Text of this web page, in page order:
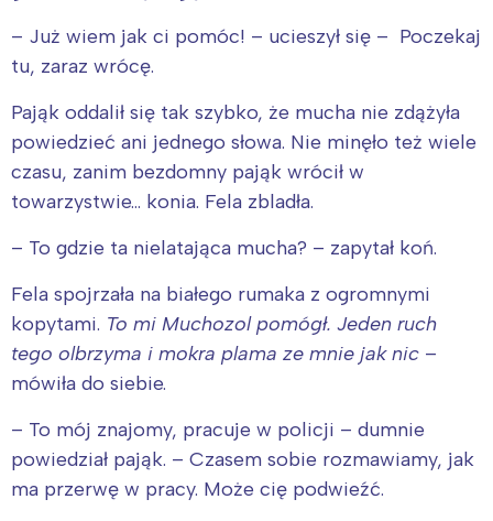
– Już wiem jak ci pomóc! – ucieszył się – Poczekaj
tu, zaraz wrócę.
Pająk oddalił się tak szybko, że mucha nie zdążyła
powiedzieć ani jednego słowa. Nie minęło też wiele
czasu, zanim bezdomny pająk wrócił w
towarzystwie… konia. Fela zbladła.
– To gdzie ta nielatająca mucha? – zapytał koń.
Fela spojrzała na białego rumaka z ogromnymi
kopytami. To mi Muchozol pomógł. Jeden ruch
tego olbrzyma i mokra plama ze mnie jak nic –
mówiła do siebie.
– To mój znajomy, pracuje w policji – dumnie
powiedział pająk. – Czasem sobie rozmawiamy, jak
ma przerwę w pracy. Może cię podwieźć.